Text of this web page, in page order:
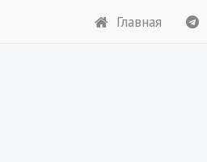
Главная